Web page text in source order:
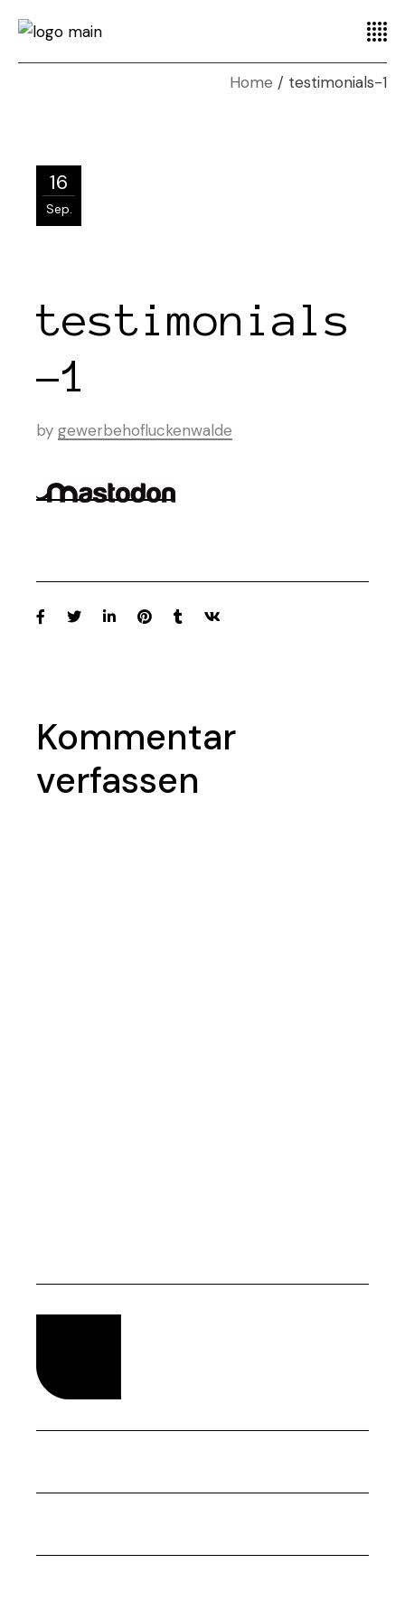
Home testimonials-1
16
Sep.
testimonials
-1
by gewerbehofluckenwalde
Kommentar
verfassen